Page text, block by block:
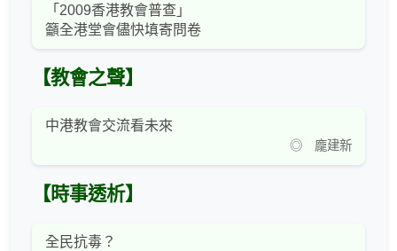
「2009香港教會普查」
籲全港堂會儘快填寄問卷
【教會之聲】
中港教會交流看未來
◎ 龐建新
【時事透析】
全民抗毒？